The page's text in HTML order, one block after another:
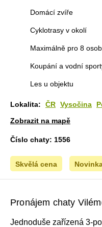
Domácí zvíře
Cyklotrasy v okolí
Maximálně pro 8 osob
Koupání a vodní
Les u objektu
Lokalita: ČR Vysočina
Zobrazit na mapě
Číslo chaty: 1556
Skvělá cena
Pronájem chaty
Jednoduše zařízená 3-